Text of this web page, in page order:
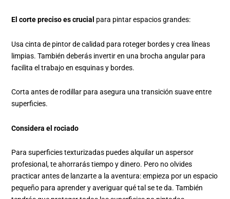
El corte preciso es crucial para pintar espacios grandes:
Usa cinta de pintor de calidad para roteger bordes y crea líneas
limpias. También deberás invertir en una brocha angular para
facilita el trabajo en esquinas y bordes.
Corta antes de rodillar para asegura una transición suave entre
superficies.
Considera el rociado
Para superficies texturizadas puedes alquilar un aspersor
profesional, te ahorrarás tiempo y dinero. Pero no olvides
practicar antes de lanzarte a la aventura: empieza por un espacio
pequeño para aprender y averiguar qué tal se te da. También